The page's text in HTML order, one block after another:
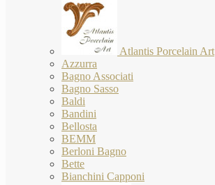
Atlantis Porcelain Art
Azzurra
Bagno Associati
Bagno Sasso
Baldi
Bandini
Bellosta
BEMM
Berloni Bagno
Bette
Bianchini Capponi